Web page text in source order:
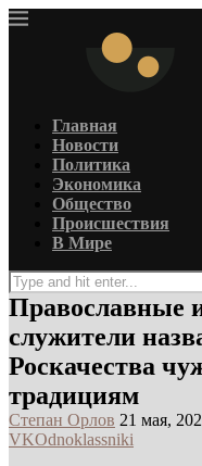
Главная
Новости
Политика
Экономика
Общество
Происшествия
В Мире
Православные
служители
Роскачества
традициям
Степан Орлов 21 мая,
VKOdnoklassniki